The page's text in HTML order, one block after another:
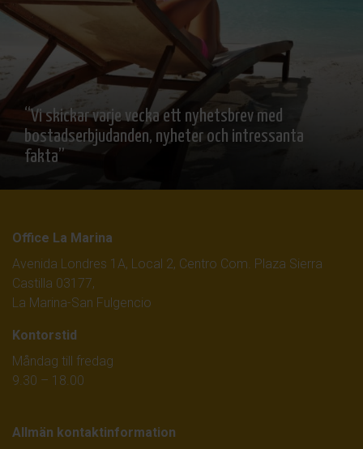
“Vi skickar varje vecka ett nyhetsbrev med
bostadserbjudanden, nyheter och intressanta
fakta”
Office La Marina
Avenida Londres 1A, Local 2, Centro Com. Plaza Sierra
Castilla 03177,
La Marina-San Fulgencio
Kontorstid
Måndag till fredag
9.30 – 18.00
Allmän kontaktinformation